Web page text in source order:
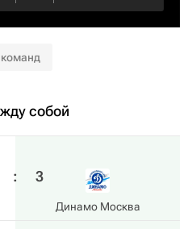
собой
: 3
Динамо Москва